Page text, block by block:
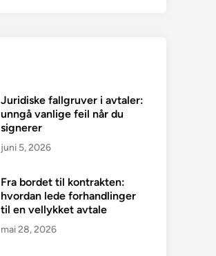
Juridiske fallgruver i avtaler:
unngå vanlige feil når du
signerer
juni 5, 2026
Fra bordet til kontrakten:
hvordan lede forhandlinger
til en vellykket avtale
mai 28, 2026